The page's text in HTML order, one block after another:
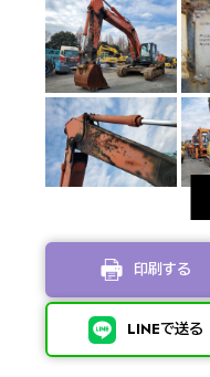
印刷する
LINEで送る